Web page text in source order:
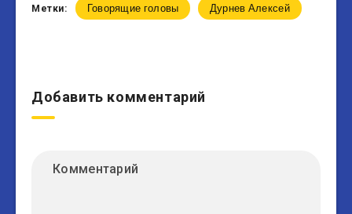
Метки: Говорящие головы Дурнев Алексей
Добавить комментарий